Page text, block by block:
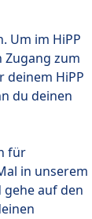
Um im HiPP
Zugang zum
deinem HiPP
du deinen
für
in unserem
gehe auf den